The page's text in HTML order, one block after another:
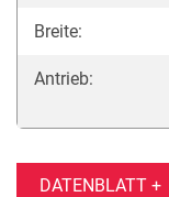
Breite:
Antrieb:
DATENBLATT +